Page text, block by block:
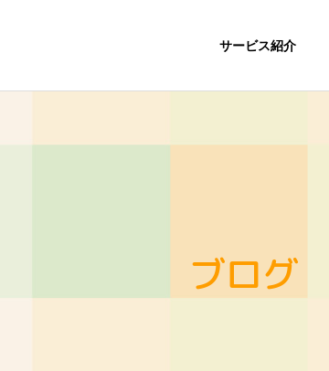
サービス紹介
ブログ